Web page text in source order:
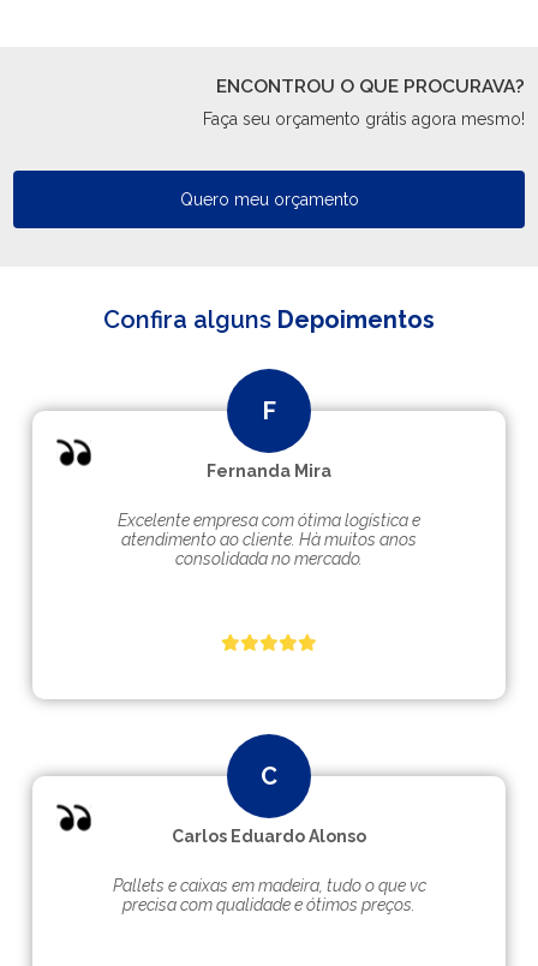
ENCONTROU O QUE PROCURAVA?
Faça seu orçamento grátis agora mesmo!
Quero meu orçamento
Confira alguns Depoimentos
Fernanda Mira
Excelente empresa com ótima logística e
atendimento ao cliente. Hà muitos anos
consolidada no mercado.
Carlos Eduardo Alonso
Pallets e caixas em madeira, tudo o que vc
precisa com qualidade e ótimos preços.